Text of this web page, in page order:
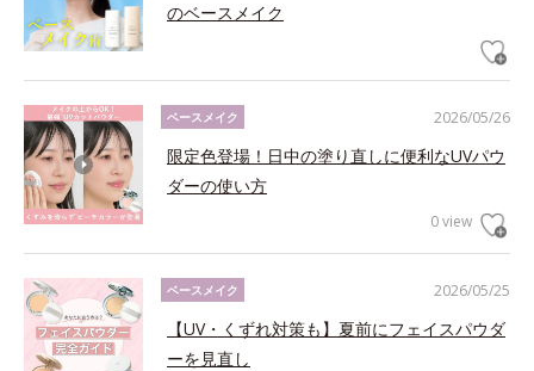
のベースメイク
2026/05/26
ベースメイク
限定色登場！日中の塗り直しに便利なUVパウ
ダーの使い方
0 view
2026/05/25
ベースメイク
【UV・くずれ対策も】夏前にフェイスパウダ
ーを見直し